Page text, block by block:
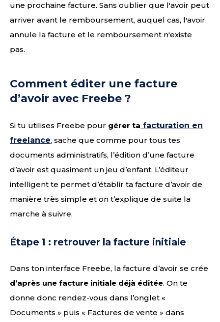
une prochaine facture. Sans oublier que l'avoir peut
arriver avant le remboursement, auquel cas, l'avoir
annule la facture et le remboursement n'existe
pas.
Comment éditer une facture
d’avoir avec Freebe ?
Si tu utilises Freebe pour gérer ta facturation en
freelance, sache que comme pour tous tes
documents administratifs, l’édition d’une facture
d’avoir est quasiment un jeu d’enfant. L’éditeur
intelligent te permet d’établir ta facture d’avoir de
manière très simple et on t’explique de suite la
marche à suivre.
Étape 1 : retrouver la facture initiale
Dans ton interface Freebe, la facture d’avoir se crée
d’après une facture initiale déjà éditée. On te
donne donc rendez-vous dans l’onglet «
Documents » puis « Factures de vente » dans